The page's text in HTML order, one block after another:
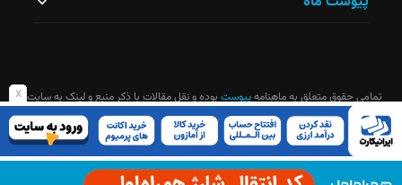
x تمامی حقوق متعلق به ماهنامهپیوست بوده و نقل مقالات با ذکر منبع و لینک به سایت
ماهنامه آزاد است